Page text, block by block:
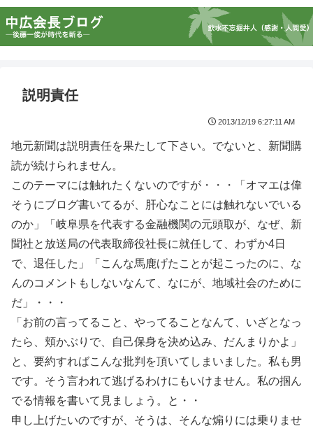
説明責任
2013/12/19 6:27:11 AM
地元新聞は説明責任を果たして下さい。でないと、新聞購
読が続けられません。
このテーマには触れたくないのですが・・・「オマエは偉
そうにブログ書いてるが、肝心なことには触れないでいる
のか」「岐阜県を代表する金融機関の元頭取が、なぜ、新
聞社と放送局の代表取締役社長に就任して、わずか4日
で、退任した」「こんな馬鹿げたことが起こったのに、な
んのコメントもしないなんて、なにが、地域社会のために
だ」・・・
「お前の言ってること、やってることなんて、いざとなっ
たら、頬かぶりで、自己保身を決め込み、だんまりかよ」
と、要約すればこんな批判を頂いてしまいました。私も男
です。そう言われて逃げるわけにもいけません。私の掴ん
でる情報を書いて見ましょう。と・・
申し上げたいのですが、そうは、そんな煽りには乗りませ